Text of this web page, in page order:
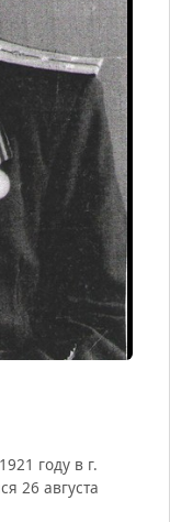
году в г.
26 августа